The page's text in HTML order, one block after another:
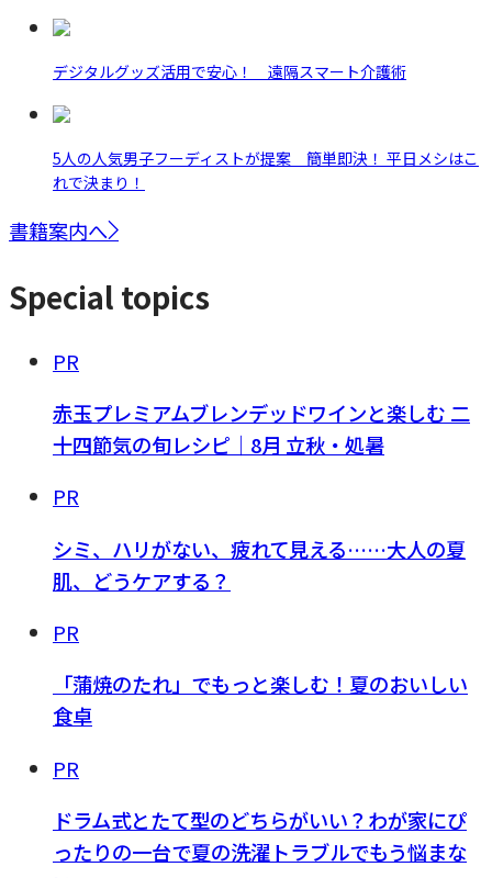
デジタルグッズ活用で安心！ 遠隔スマート介護術
5人の人気男子フーディストが提案 簡単即決！ 平日メシはこ
れで決まり！
書籍案内へ
Special topics
PR
赤玉プレミアムブレンデッドワインと楽しむ 二
十四節気の旬レシピ｜8月 立秋・処暑
PR
シミ、ハリがない、疲れて見える……大人の夏
肌、どうケアする？
PR
「蒲焼のたれ」でもっと楽しむ！夏のおいしい
食卓
PR
ドラム式とたて型のどちらがいい？わが家にぴ
ったりの一台で夏の洗濯トラブルでもう悩まな